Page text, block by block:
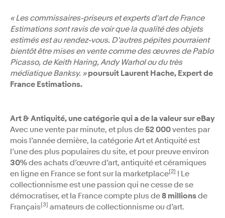
« Les commissaires-priseurs et experts d'art de France
Estimations sont ravis de voir que la qualité des objets
estimés est au rendez-vous. D'autres pépites pourraient
bientôt être mises en vente comme des œuvres de Pablo
Picasso, de Keith Haring, Andy Warhol ou du très
médiatique Banksy. » poursuit Laurent Hache, Expert de
France Estimations.
Art & Antiquité, une catégorie qui a de la valeur sur eBay
Avec une vente par minute, et plus de52 000ventes par
mois l’année dernière, la catégorie Art et Antiquité est
l’une des plus populaires du site, et pour preuve environ
30%des achats d’œuvre d’art, antiquité et céramiques
en ligne en France se font sur la marketplace[2] ! Le
collectionnisme est une passion qui ne cesse de se
démocratiser, et la France compte plus de8 millionsde
Français[3] amateurs de collectionnisme ou d’art.